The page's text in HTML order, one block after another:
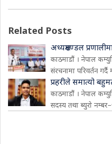
Related Posts
अध्यक्षमण्डल
काठमाडौं । नेपाल
संरचनामा परिवर्तन
प्रहरीले समात्यो
काठमाडौं । नेपाल
सदस्य तथा ब्युरो